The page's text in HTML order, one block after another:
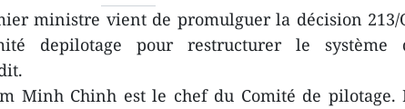
ministre vient de promulguer la décision 213/
depilotage pour restructurer le système
Minh Chinh est le chef du Comité de pilotage.